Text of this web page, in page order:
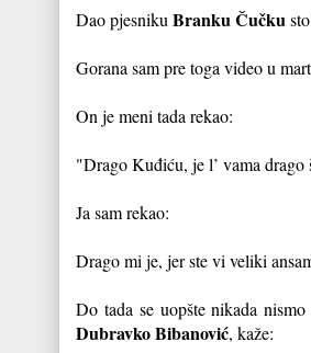
Dao pjesniku Branku Čučku
Gorana sam pre toga video u
On je meni tada rekao:
"Drago Kuđiću, je l’ vama drago
Ja sam rekao:
Drago mi je, jer ste vi veliki
Do tada se uopšte nikada
Dubravko Bibanović, kaže: